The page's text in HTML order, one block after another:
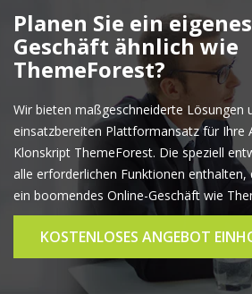
Planen Sie ein
Geschäft ähnlich wie
ThemeForest?
Wir bieten maßgeschneiderte Lösungen
einsatzbereiten Plattformansatz für Ihre
Klonskript ThemeForest. Die speziell
alle erforderlichen Funktionen enthalten,
ein boomendes Online-Geschäft wie
KOSTENLOSES ANGEBOT